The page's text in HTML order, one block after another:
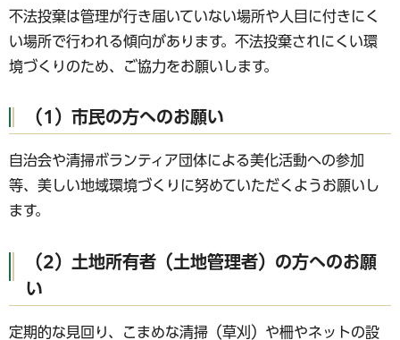
不法投棄は管理が行き届いていない場所や人目に付きにく
い場所で行われる傾向があります。不法投棄されにくい環
境づくりのため、ご協力をお願いします。
（1）市民の方へのお願い
自治会や清掃ボランティア団体による美化活動への参加
等、美しい地域環境づくりに努めていただくようお願いし
ます。
（2）土地所有者（土地管理者）の方へのお願
い
定期的な見回り、こまめな清掃（草刈）や柵やネットの設